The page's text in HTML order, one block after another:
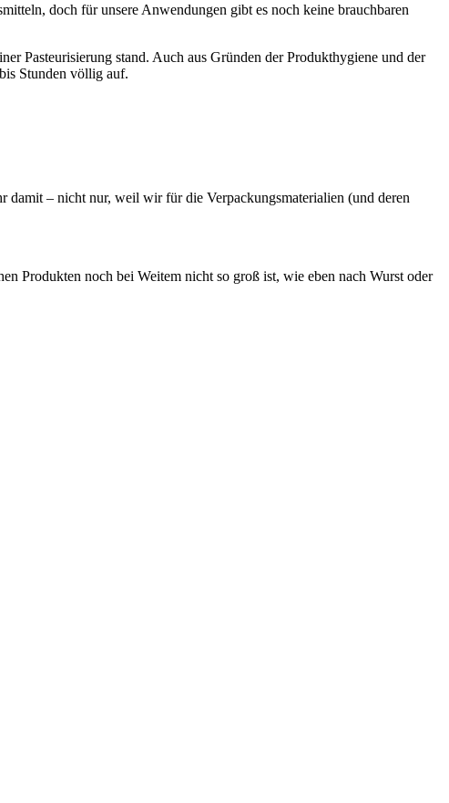
doch für unsere Anwendungen gibt es noch keine brauchbaren
Pasteurisierung stand. Auch aus Gründen der Produkthygiene und der
Stunden völlig auf.
– nicht nur, weil wir für die Verpackungsmaterialien (und deren
Produkten noch bei Weitem nicht so groß ist, wie eben nach Wurst oder